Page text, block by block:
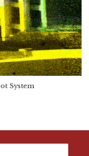
System